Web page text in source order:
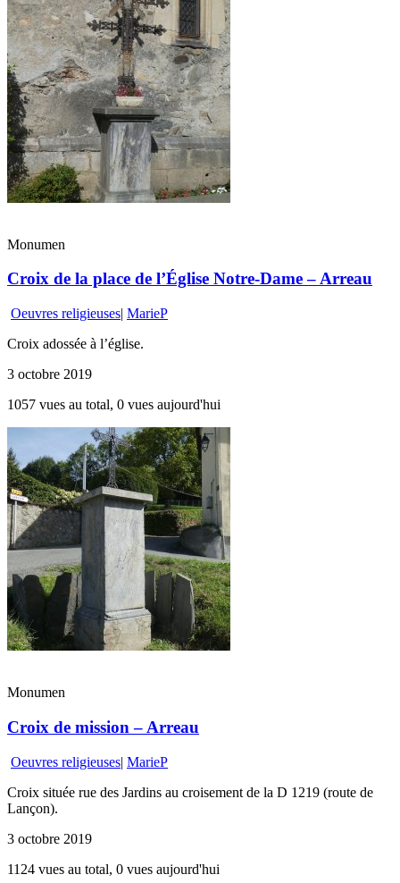
Monumen
Croix de la place de l’Église Notre-Dame – Arreau
Oeuvres religieuses| MarieP
Croix adossée à l’église.
3 octobre 2019
1057 vues au total, 0 vues aujourd'hui
Monumen
Croix de mission – Arreau
Oeuvres religieuses| MarieP
Croix située rue des Jardins au croisement de la D 1219 (route de
Lançon).
3 octobre 2019
1124 vues au total, 0 vues aujourd'hui